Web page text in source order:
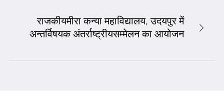
राजकीयमीरा कन्या महाविद्यालय, उदयपुर में
अन्तर्विषयक अंतर्राष्ट्रीयसम्मेलन का आयोजन